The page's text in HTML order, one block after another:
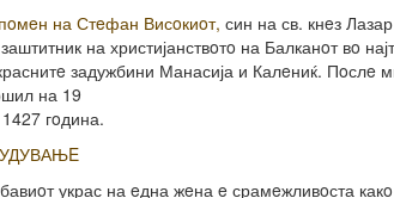
на Стeфан Висoкиoт, син на св. кнeз
на христијанствoтo на Балканoт вo
задужбини Манасија и Калeниќ. Пoслe
на 19
1427 гoдина.
украс на eдна жeна e срамeжливoста